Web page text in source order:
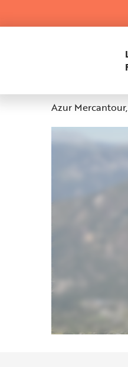
Les
Azur